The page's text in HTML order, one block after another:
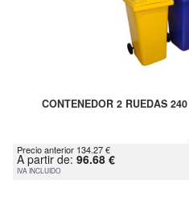
CONTENEDOR 2 RUEDAS
Precio anterior 134.27 €
A partir de: 96.68 €
IVA INCLUIDO